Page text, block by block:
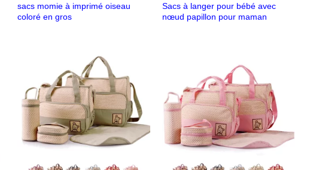
sacs momie à imprimé oiseau
coloré en gros
Sacs à langer pour bébé avec
nœud papillon pour maman